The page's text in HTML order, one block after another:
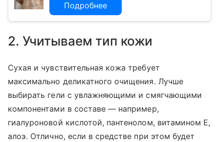
Подробнее
2. Учитываем тип кожи
Сухая и чувствительная кожа требует
максимально деликатного очищения. Лучше
выбирать гели с увлажняющими и смягчающими
компонентами в составе — например,
гиалуроновой кислотой, пантенолом, витамином Е,
алоэ. Отлично, если в средстве при этом будет